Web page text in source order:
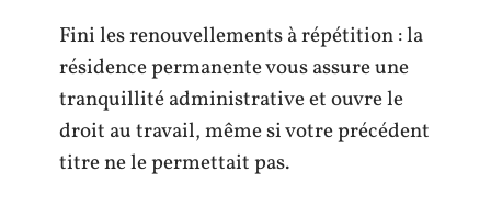
Fini les renouvellements à répétition : la
résidence permanente vous assure une
tranquillité administrative et ouvre le
droit au travail, même si votre précédent
titre ne le permettait pas.